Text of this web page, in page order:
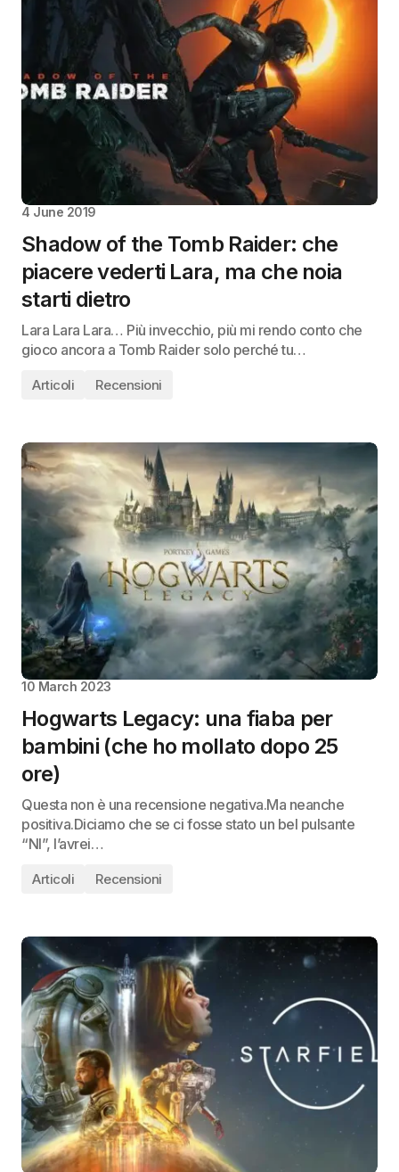
4 June 2019
Shadow of the Tomb Raider: che
piacere vederti Lara, ma che noia
starti dietro
Lara Lara Lara… Più invecchio, più mi rendo conto che
gioco ancora a Tomb Raider solo perché tu…
Articoli Recensioni
10 March 2023
Hogwarts Legacy: una fiaba per
bambini (che ho mollato dopo 25
ore)
Questa non è una recensione negativa.Ma neanche
positiva.Diciamo che se ci fosse stato un bel pulsante
“NI”, l’avrei…
Articoli Recensioni